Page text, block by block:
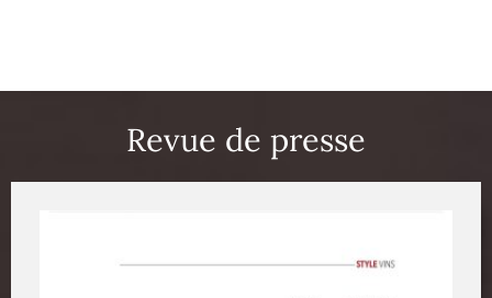
Revue de presse